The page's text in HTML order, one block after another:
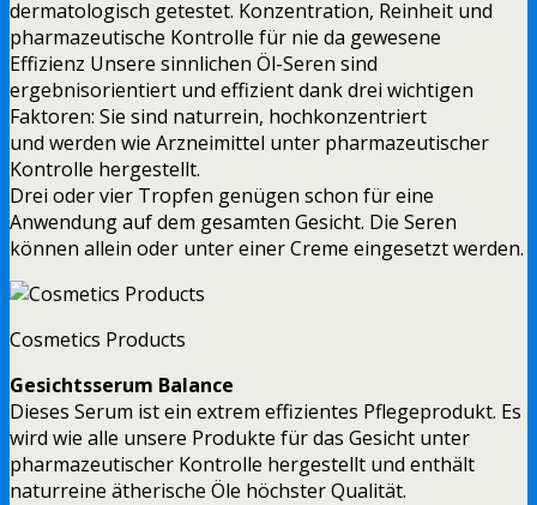
dermatologisch getestet. Konzentration, Reinheit und
pharmazeutische Kontrolle für nie da gewesene
Effizienz Unsere sinnlichen Öl-Seren sind
ergebnisorientiert und effizient dank drei wichtigen
Faktoren: Sie sind naturrein, hochkonzentriert
und werden wie Arzneimittel unter pharmazeutischer
Kontrolle hergestellt.
Drei oder vier Tropfen genügen schon für eine
Anwendung auf dem gesamten Gesicht. Die Seren
können allein oder unter einer Creme eingesetzt werden.
Cosmetics Products
Gesichtsserum Balance
Dieses Serum ist ein extrem effizientes Pflegeprodukt. Es
wird wie alle unsere Produkte für das Gesicht unter
pharmazeutischer Kontrolle hergestellt und enthält
naturreine ätherische Öle höchster Qualität.